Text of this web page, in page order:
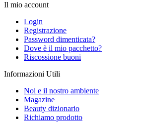
Il mio account
Login
Registrazione
Password dimenticata?
Dove è il mio pacchetto?
Riscossione buoni
Informazioni Utili
Noi e il nostro ambiente
Magazine
Beauty dizionario
Richiamo prodotto